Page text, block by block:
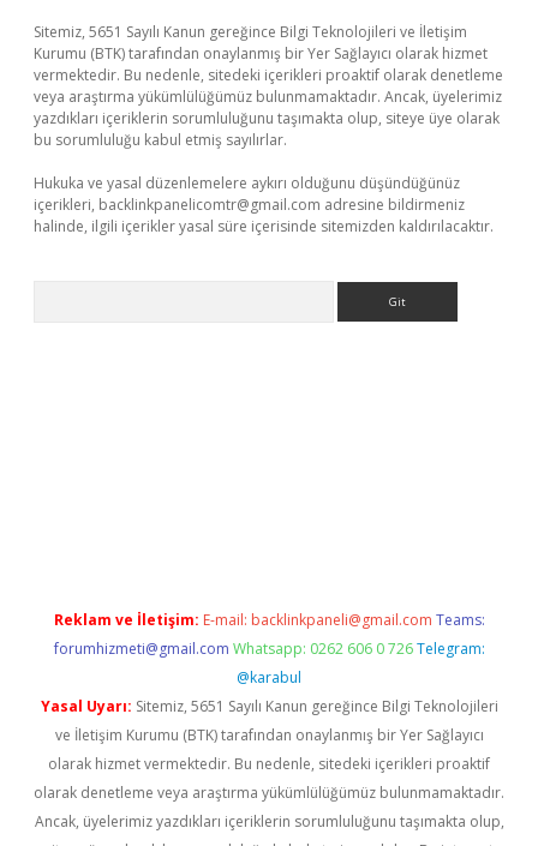
Sitemiz, 5651 Sayılı Kanun gereğince Bilgi Teknolojileri ve İletişim
Kurumu (BTK) tarafından onaylanmış bir Yer Sağlayıcı olarak hizmet
vermektedir. Bu nedenle, sitedeki içerikleri proaktif olarak denetleme
veya araştırma yükümlülüğümüz bulunmamaktadır. Ancak, üyelerimiz
yazdıkları içeriklerin sorumluluğunu taşımakta olup, siteye üye olarak
bu sorumluluğu kabul etmiş sayılırlar.
Hukuka ve yasal düzenlemelere aykırı olduğunu düşündüğünüz
içerikleri, backlinkpanelicomtr@gmail.com adresine bildirmeniz
halinde, ilgili içerikler yasal süre içerisinde sitemizden kaldırılacaktır.
Reklam ve İletişim: E-mail: backlinkpaneli@gmail.com Teams:
forumhizmeti@gmail.com Whatsapp: 0262 606 0 726 Telegram:
@karabul
Yasal Uyarı: Sitemiz, 5651 Sayılı Kanun gereğince Bilgi Teknolojileri
ve İletişim Kurumu (BTK) tarafından onaylanmış bir Yer Sağlayıcı
olarak hizmet vermektedir. Bu nedenle, sitedeki içerikleri proaktif
olarak denetleme veya araştırma yükümlülüğümüz bulunmamaktadır.
Ancak, üyelerimiz yazdıkları içeriklerin sorumluluğunu taşımakta olup,